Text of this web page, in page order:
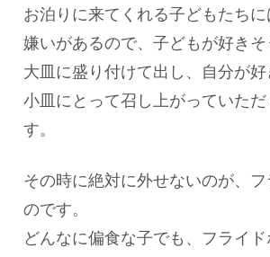
お泊りに来てくれる子どもたちに
嫌いがあるので、子どもが好き
大皿に盛り付けて出し、自分が
小皿にとって召し上がっていた
す。
その時に絶対に外せないのが、
のです。
どんなに偏食な子でも、フライ